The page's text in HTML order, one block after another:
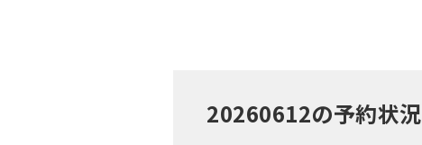
20260612の予約状況